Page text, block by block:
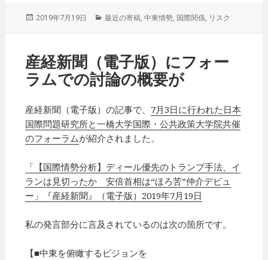
投
2019年7月19日
カ
ー
最近の寄稿,中東情勢, 国際関係, リスク
産経新聞（電子版）にフォー
ラムでの討論の概要が
産経新聞（電子版）の記事で、 7月3日に行われた日本
国際問題研究所と一橋大学国際・公共政策大学院共催
のフォーラムが紹介されました。
「【国際情勢分析】ディール優先のトランプ手法、イ
ランは見切ったか 安倍首相は“ほろ苦”仲介デビュ
ー」『産経新聞』（電子版）2019年7月19日
私の発言部分に言及されているのは次の箇所です。
【■中東を俯瞰するビジョンを